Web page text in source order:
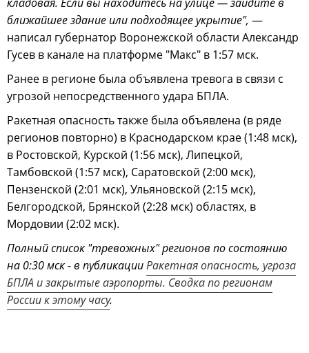
ближайшее здание или подходящее укрытие", —
написал губернатор Воронежской области Александр
Гусев в канале на платформе "Макс" в 1:57 мск.
Ранее в регионе была объявлена тревога в связи с
угрозой непосредственного удара БПЛА.
Ракетная опасность также была объявлена (в ряде
регионов повторно) в Краснодарском крае (1:48 мск),
в Ростовской, Курской (1:56 мск), Липецкой,
Тамбовской (1:57 мск), Саратовской (2:00 мск),
Пензенской (2:01 мск), Ульяновской (2:15 мск),
Белгородской, Брянской (2:28 мск) областях, в
Мордовии (2:02 мск).
Полный список "тревожных" регионов по состоянию
на 0:30 мск - в публикацииРакетная опасность, угроза
БПЛА и закрытые аэропорты. Сводка по регионам
России к этому часу.